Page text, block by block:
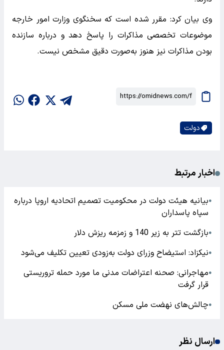
وی بیان کرد: مقرر شده است که سخنگوی وزارت امور خارجه
موضوعات تخصصی مذاکرات را پاسخ دهد و درباره سازنده
بودن مذاکرات نیز هنوز به‌صورت دقیق مشخص نیست.
دولت
اخبار مرتبط
●بیانیه هیئت دولت در محکومیت تصمیم اتحادیه اروپا درباره
سپاه پاسداران
●بازگشت تتر به زیر 140 و زمزمه ریزش دلار
●نیکزاد: استیضاح وزرای دولت به‌زودی تعیین تکلیف می‌‌شود
●مهاجرانی: صحنه اعتراضات مدنی ما مورد حمله تروریستی
قرار گرفت
●چالش‌های نهضت ملی مسکن
ارسال نظر